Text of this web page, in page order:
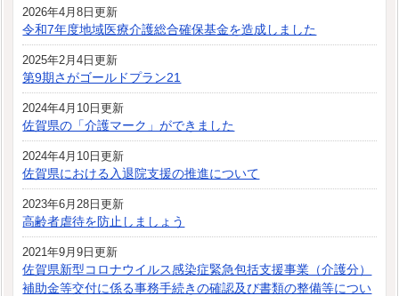
2026年4月8日更新
令和7年度地域医療介護総合確保基金を造成しました
2025年2月4日更新
第9期さがゴールドプラン21
2024年4月10日更新
佐賀県の「介護マーク」ができました
2024年4月10日更新
佐賀県における入退院支援の推進について
2023年6月28日更新
高齢者虐待を防止しましょう
2021年9月9日更新
佐賀県新型コロナウイルス感染症緊急包括支援事業（介護分）
補助金等交付に係る事務手続きの確認及び書類の整備等につい